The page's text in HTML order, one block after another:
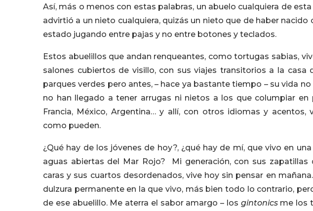
Así, más o menos con estas palabras, un abuelo cualquiera de
advirtió a un nieto cualquiera, quizás un nieto que de haber nacido
estado jugando entre pajas y no entre botones y teclados.
Estos abuelillos que andan renqueantes, como tortugas sabias,
salones cubiertos de visillo, con sus viajes transitorios a la casa
parques verdes pero antes, – hace ya bastante tiempo – su vida
no han llegado a tener arrugas ni nietos a los que columpiar en
Francia, México, Argentina… y allí, con otros idiomas y acentos,
como pueden.
¿Qué hay de los jóvenes de hoy?, ¿qué hay de mí, que vivo en
aguas abiertas del Mar Rojo? Mi generación, con sus zapatillas
caras y sus cuartos desordenados, vive hoy sin pensar en
dulzura permanente en la que vivo, más bien todo lo contrario,
de ese abuelillo. Me aterra el sabor amargo – los gintonicsme los